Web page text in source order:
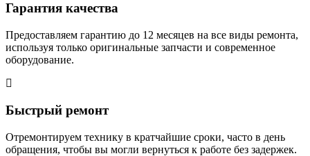
Гарантия качества
Предоставляем гарантию до 12 месяцев на все виды ремонта,
используя только оригинальные запчасти и современное
оборудование.
Быстрый ремонт
Отремонтируем технику в кратчайшие сроки, часто в день
обращения, чтобы вы могли вернуться к работе без задержек.